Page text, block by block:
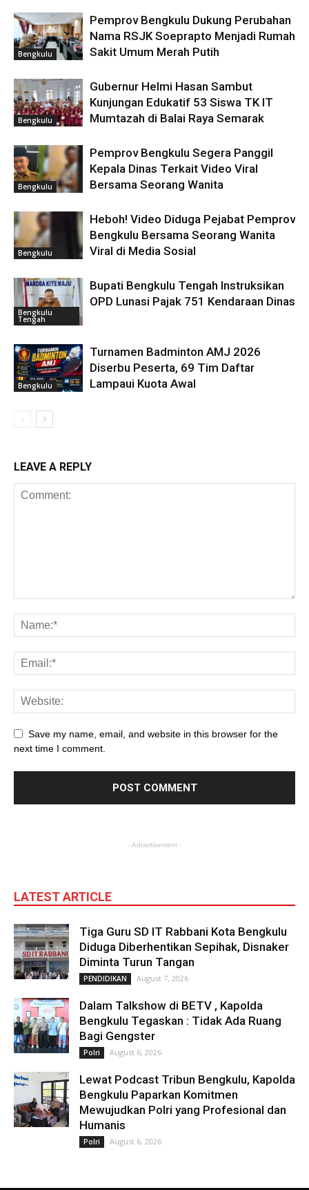
Bengkulu
Pemprov Bengkulu Dukung Perubahan
Nama RSJK Soeprapto Menjadi Rumah
Sakit Umum Merah Putih
Bengkulu
Gubernur Helmi Hasan Sambut
Kunjungan Edukatif 53 Siswa TK IT
Mumtazah di Balai Raya Semarak
Bengkulu
Pemprov Bengkulu Segera Panggil
Kepala Dinas Terkait Video Viral
Bersama Seorang Wanita
Bengkulu
Heboh! Video Diduga Pejabat Pemprov
Bengkulu Bersama Seorang Wanita
Viral di Media Sosial
Bengkulu
Tengah
Bupati Bengkulu Tengah Instruksikan
OPD Lunasi Pajak 751 Kendaraan Dinas
Bengkulu
Turnamen Badminton AMJ 2026
Diserbu Peserta, 69 Tim Daftar
Lampaui Kuota Awal
LEAVE A REPLY
Save my name, email, and website in this browser for the
next time I comment.
- Advertisement -
LATEST ARTICLE
Tiga Guru SD IT Rabbani Kota Bengkulu
Diduga Diberhentikan Sepihak, Disnaker
Diminta Turun Tangan
PENDIDIKAN August 7, 2026
Dalam Talkshow di BETV , Kapolda
Bengkulu Tegaskan : Tidak Ada Ruang
Bagi Gengster
Polri August 6, 2026
Lewat Podcast Tribun Bengkulu, Kapolda
Bengkulu Paparkan Komitmen
Mewujudkan Polri yang Profesional dan
Humanis
Polri August 6, 2026